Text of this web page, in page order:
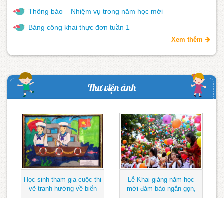
Thông báo – Nhiệm vụ trong năm học mới
Bảng công khai thực đơn tuần 1
Xem thêm
Thư viện ảnh
Học sinh tham gia cuộc thi
vẽ tranh hướng về biển
Lễ Khai giảng năm học
mới đảm bảo ngắn gọn,